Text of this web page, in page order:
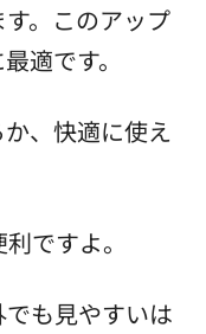
。このアップ
適です。
、快適に使え
ですよ。
も見やすいは